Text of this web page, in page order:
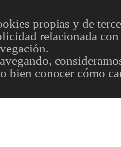
propias y de
relacionada
bien conocer cómo